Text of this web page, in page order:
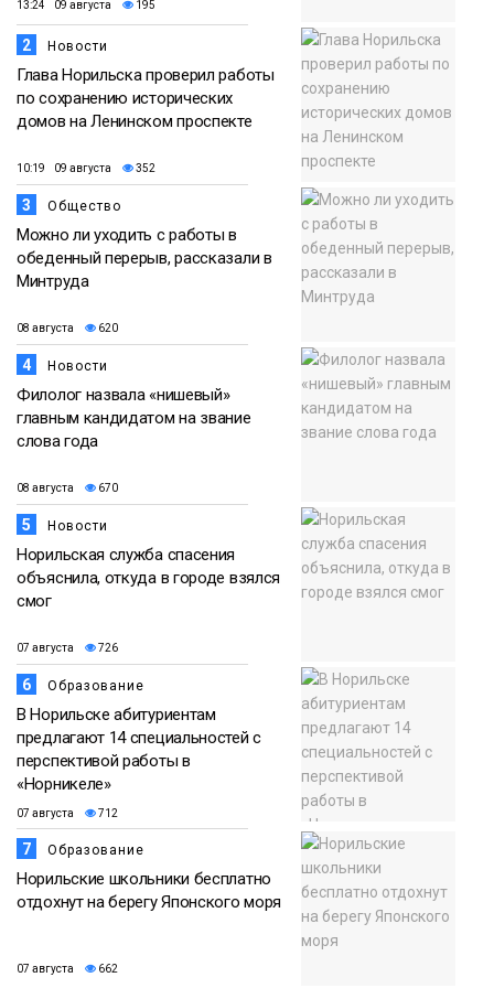
13:24 09 августа 195
2 Новости
Глава Норильска проверил работы
по сохранению исторических
домов на Ленинском проспекте
10:19 09 августа 352
3 Общество
Можно ли уходить с работы в
обеденный перерыв, рассказали в
Минтруда
08 августа 620
4 Новости
Филолог назвала «нишевый»
главным кандидатом на звание
слова года
08 августа 670
5 Новости
Норильская служба спасения
объяснила, откуда в городе взялся
смог
07 августа 726
6 Образование
В Норильске абитуриентам
предлагают 14 специальностей с
перспективой работы в
«Норникеле»
07 августа 712
7 Образование
Норильские школьники бесплатно
отдохнут на берегу Японского моря
07 августа 662